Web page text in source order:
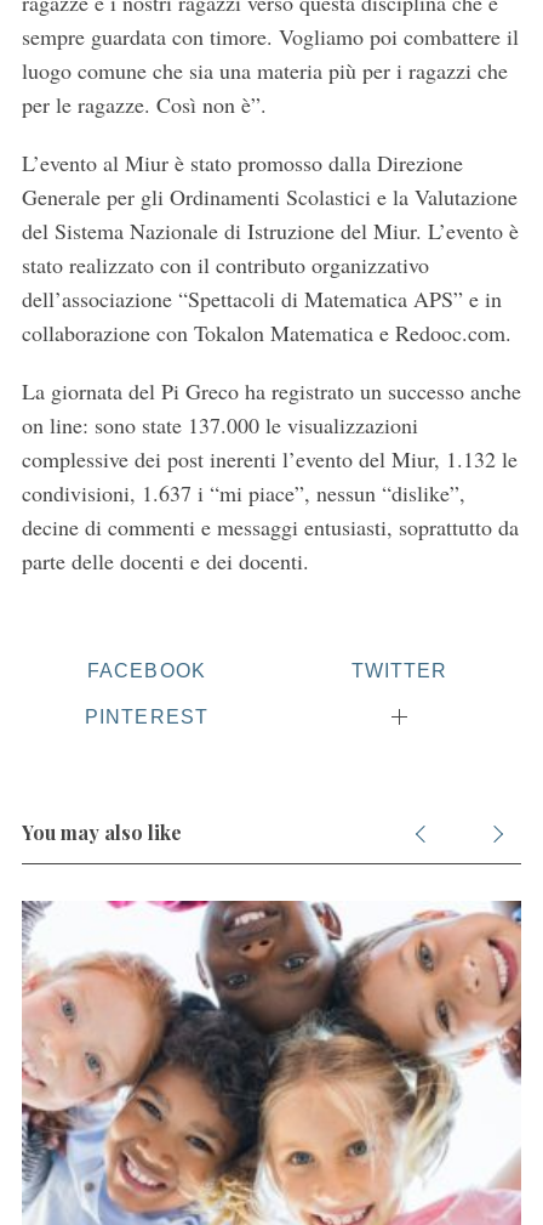
sempre guardata con timore. Vogliamo poi combattere il
luogo comune che sia una materia più per i ragazzi che
per le ragazze. Così non è”.
L’evento al Miur è stato promosso dalla Direzione
Generale per gli Ordinamenti Scolastici e la Valutazione
del Sistema Nazionale di Istruzione del Miur. L’evento è
stato realizzato con il contributo organizzativo
dell’associazione “Spettacoli di Matematica APS” e in
collaborazione con Tokalon Matematica e Redooc.com.
La giornata del Pi Greco ha registrato un successo anche
on line: sono state 137.000 le visualizzazioni
complessive dei post inerenti l’evento del Miur, 1.132 le
condivisioni, 1.637 i “mi piace”, nessun “dislike”,
decine di commenti e messaggi entusiasti, soprattutto da
parte delle docenti e dei docenti.
FACEBOOK TWITTER
PINTEREST
You may also like
c
r